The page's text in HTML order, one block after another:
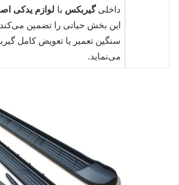
داخلیگیربکس با لوازم یدکی
این بخش حیاتی را تضمین می‌کند
سنگین تعمیر یا تعویض کامل
می‌نماید.